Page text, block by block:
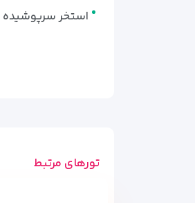
استخر سرپوشیده
تورهای مرتبط